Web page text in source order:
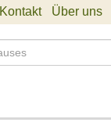
Kontakt Über uns